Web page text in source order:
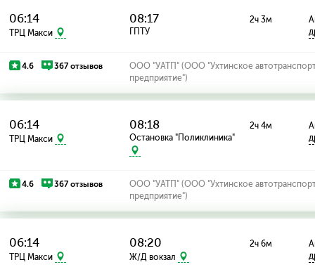
06:14
ТРЦ Макси
08:17
ГПТУ
2ч 3м
4.6 367 отзывов
ООО "УАТП" (ООО "Ухтинское
предприятие")
06:14
ТРЦ Макси
08:18
Остановка "Поликлиника"
2ч 4м
4.6 367 отзывов
ООО "УАТП" (ООО "Ухтинское
предприятие")
06:14
ТРЦ Макси
08:20
Ж/Д вокзал
2ч 6м